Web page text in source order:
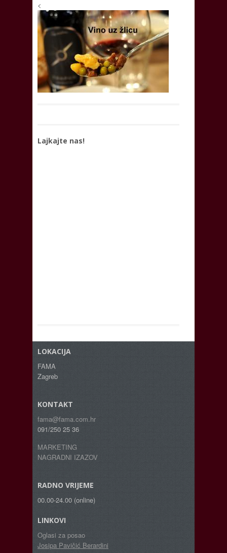
<
Lajkajte nas!
LOKACIJA
FAMA
Zagreb
KONTAKT
fama@fama.com.hr
091/250 25 36
MARKETING
NAGRADNI IZAZOV
RADNO VRIJEME
00.00-24.00 (online)
LINKOVI
Oglasi za posao
Josipa Pavičić Berardini